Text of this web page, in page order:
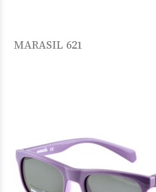
MARASIL 621